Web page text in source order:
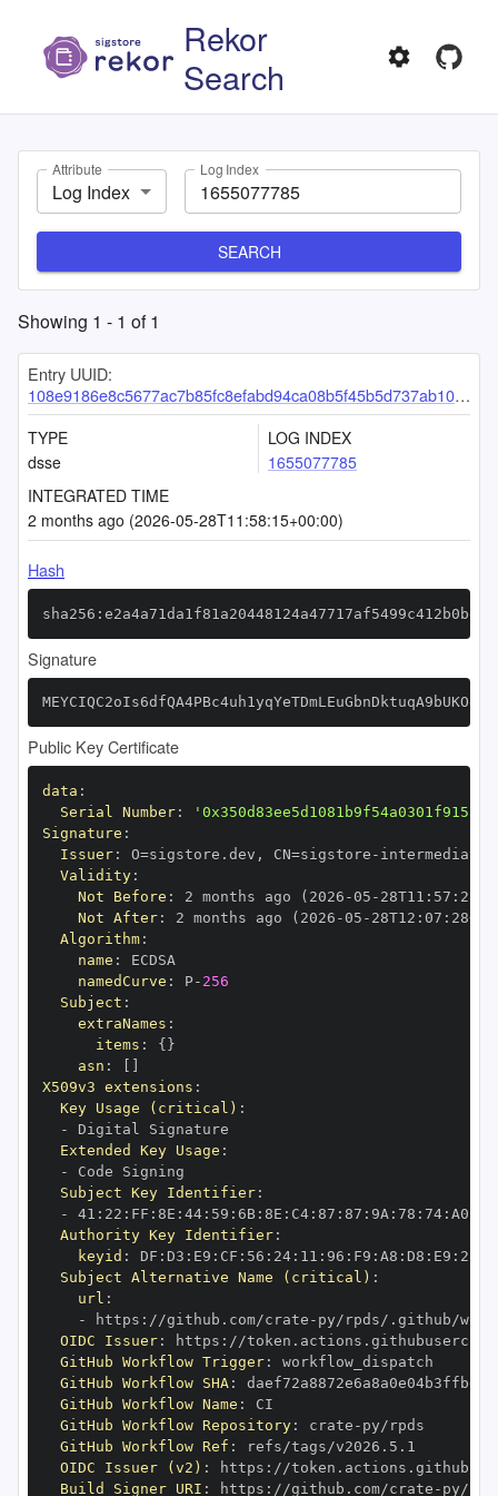
Rekor
Search
Attribute
Log Index
Log Index
SEARCH
Showing 1 - 1 of1
Entry UUID:
108e9186e8c5677ac7b85fc8efabd94ca08b5f45b5d737ab10eff6a208978e3c7a596f33bd7f930d
TYPE
dsse
LOG INDEX
1655077785
INTEGRATED TIME
2 months ago (2026-05-28T11:58:15+00:00)
Hash
Signature
Public Key Certificate
data :
Serial Number:
Signature :
Issuer: O=sigstore.dev , CN=sigstore -
Validity:
Not Before : 2 months ago (2026 -05 - 28T11 : 57 :
Not After: 2 months ago (2026 -05 - 28T12 : 07 : 28+00
Algorithm:
name :
namedCurve : P- 256
Subject :
extraNames :
items : { }
asn :
X509v3 extensions :
Key Usage (critical) :
-
Extended Key Usage :
-
Subject Key Identifier:
-
41 : 22 : FF : 8E : 44: 59 : 6B: 8E : C4: 87 : 87 : 9A : 78 : 74: A0
Authority Key Identifier:
keyid : DF : D3 : E9 : CF : 56 : 24: 11 : 96 : F9 : A8 : D8 : E9 : 28
Subject Alternative Name (critical) :
url :
-
https : //github.com/crate -
OIDC Issuer: https :
GitHub Workflow Trigger:
GitHub Workflow SHA:
GitHub Workflow Name :
GitHub Workflow Repository: crate -
GitHub Workflow Ref :
OIDC Issuer (v2) : https :
Build Signer URI : https : //github.com/crate -